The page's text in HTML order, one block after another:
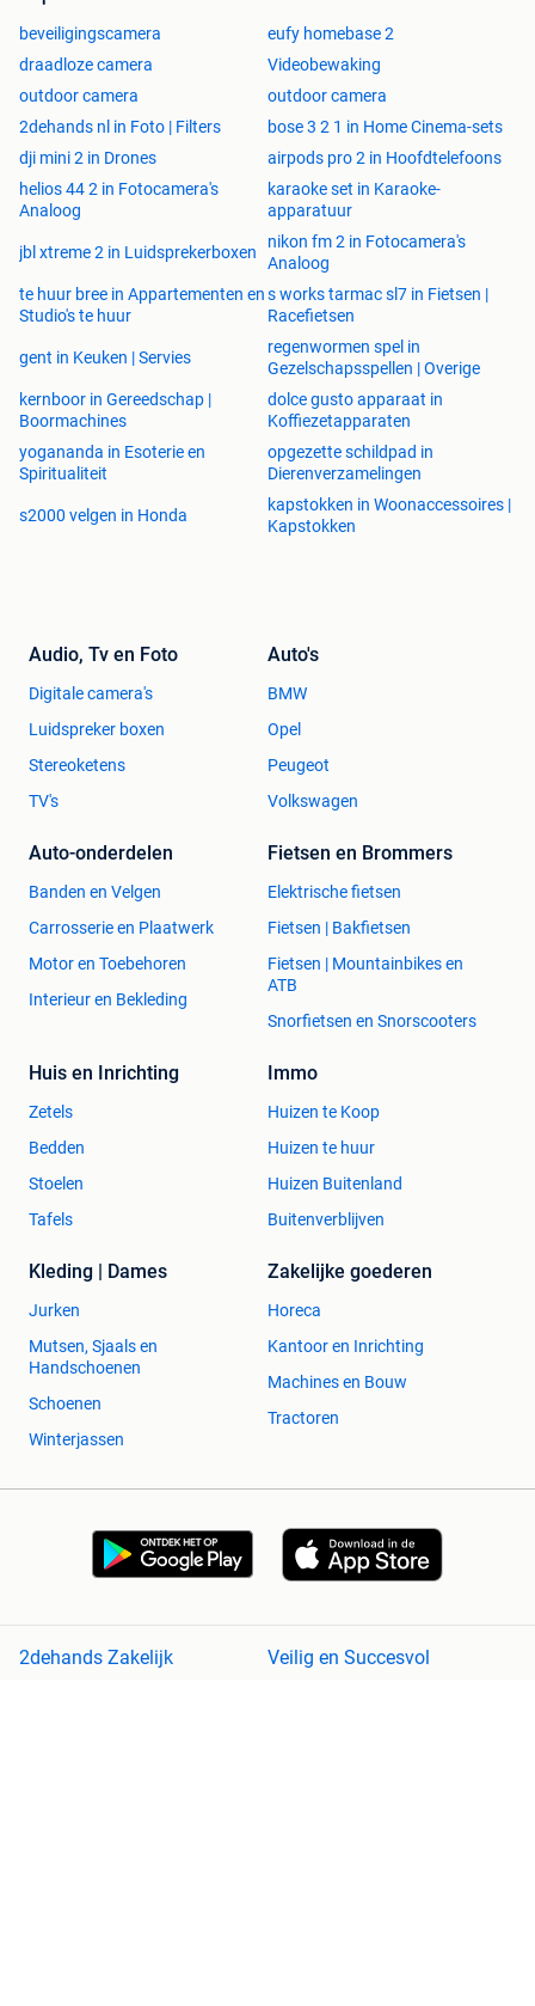
beveiligingscamera
eufy homebase 2
draadloze camera
Videobewaking
outdoor camera
outdoor camera
2dehands nl in Foto | Filters
bose 3 2 1 in Home Cinema-sets
dji mini 2 in Drones
airpods pro 2 in Hoofdtelefoons
helios 44 2 in Fotocamera's
Analoog
karaoke set in Karaoke-
apparatuur
jbl xtreme 2 in Luidsprekerboxen
nikon fm 2 in Fotocamera's
Analoog
te huur bree in Appartementen en
Studio's te huur
s works tarmac sl7 in Fietsen |
Racefietsen
gent in Keuken | Servies
regenwormen spel in
Gezelschapsspellen | Overige
kernboor in Gereedschap |
Boormachines
dolce gusto apparaat in
Koffiezetapparaten
yogananda in Esoterie en
Spiritualiteit
opgezette schildpad in
Dierenverzamelingen
s2000 velgen in Honda
kapstokken in Woonaccessoires |
Kapstokken
Audio, Tv en Foto
Digitale camera's
Luidspreker boxen
Stereoketens
TV's
Auto's
BMW
Opel
Peugeot
Volkswagen
Auto-onderdelen
Banden en Velgen
Carrosserie en Plaatwerk
Motor en Toebehoren
Interieur en Bekleding
Fietsen en Brommers
Elektrische fietsen
Fietsen | Bakfietsen
Fietsen | Mountainbikes en
ATB
Snorfietsen en Snorscooters
Huis en Inrichting
Zetels
Bedden
Stoelen
Tafels
Immo
Huizen te Koop
Huizen te huur
Huizen Buitenland
Buitenverblijven
Kleding | Dames
Jurken
Mutsen, Sjaals en
Handschoenen
Schoenen
Winterjassen
Zakelijke goederen
Horeca
Kantoor en Inrichting
Machines en Bouw
Tractoren
2dehands Zakelijk
Veilig en Succesvol